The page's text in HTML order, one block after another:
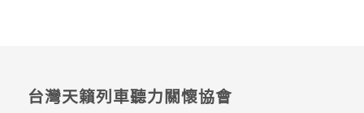
台灣天籟列車聽力關懷協會